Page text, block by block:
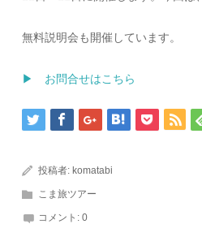
無料説明会も開催しています。
▶ お問合せはこちら
投稿者: komatabi
こま旅ツアー
コメント:0